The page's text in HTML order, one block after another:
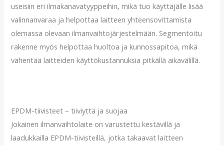
useisiin eri ilmakanavatyyppeihin, mikä tuo käyttäjälle lisää
valinnanvaraa ja helpottaa laitteen yhteensovittamista
olemassa olevaan ilmanvaihtojärjestelmään. Segmentoitu
rakenne myös helpottaa huoltoa ja kunnossapitoa, mikä
vähentää laitteiden käyttökustannuksia pitkällä aikavälillä.
EPDM-tiivisteet – tiiviyttä ja suojaa
Jokainen ilmanvaihtolaite on varustettu kestävillä ja
laadukkailla EPDM-tiivisteillä, jotka takaavat laitteen